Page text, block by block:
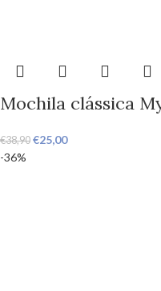
Mochila clássica
€38,90 €25,00
-36%